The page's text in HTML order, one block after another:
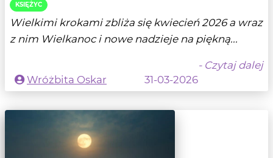
KSIĘŻYC
Wielkimi krokami zbliża się kwiecień 2026 a wraz
z nim Wielkanoc i nowe nadzieje na piękną...
- Czytaj dalej
Wróżbita Oskar
31-03-2026